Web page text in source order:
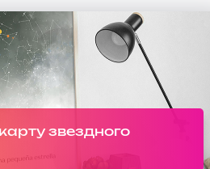
звездного